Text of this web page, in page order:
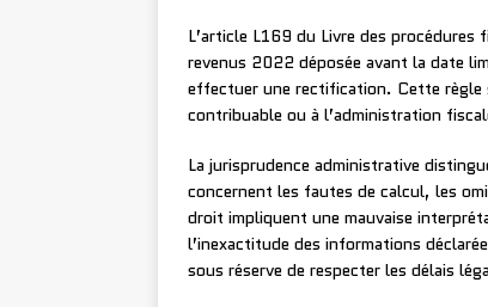
L’article L169 du Livre des
revenus 2022 déposée avant la date
effectuer une rectification. Cette règle
contribuable ou à l’administration
La jurisprudence administrative
concernent les fautes de calcul, les
droit impliquent une mauvaise
l’inexactitude des informations
sous réserve de respecter les délais